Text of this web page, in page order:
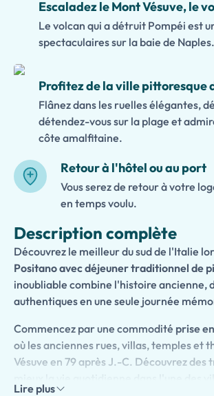
Escaladez le Mont Vésuve, le
Le volcan qui a détruit Pompéi est
spectaculaires sur la baie de
Profitez de la ville pittoresque
Flânez dans les ruelles élégantes,
détendez-vous sur la plage et
côte amalfitaine.
Retour à l'hôtel ou au port
Vous serez de retour à votre
en temps voulu.
Description complète
Découvrez le meilleur du sud de l'Italie
Positano avec déjeuner traditionnel de
inoubliable combine l'histoire ancienne,
authentiques en une seule journée
Commencez par une commodité prise
où les anciennes rues, villas, temples et
Vésuve en 79 après J.-C. Découvrez
Lire plus